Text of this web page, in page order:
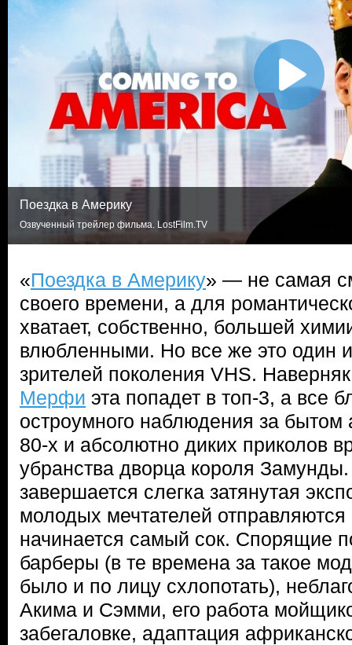
Поездка в Америку
Озвученный трейлер фильма. LostFilm.TV
«Поездка в Америку» — не самая
своего времени, а для
хватает, собственно, большей
влюбленными. Но все же это один
зрителей поколения VHS.
Мерфи эта попадет в топ-3, а все
остроумного наблюдения за бытом
80-х и абсолютно диких приколов
убранства дворца короля Замунды.
завершается слегка затянутая
молодых мечтателей
начинается самый сок. Спорящие
барберы (в те времена за такое
было и по лицу схлопотать),
Акима и Сэмми, его работа
забегаловке, адаптация